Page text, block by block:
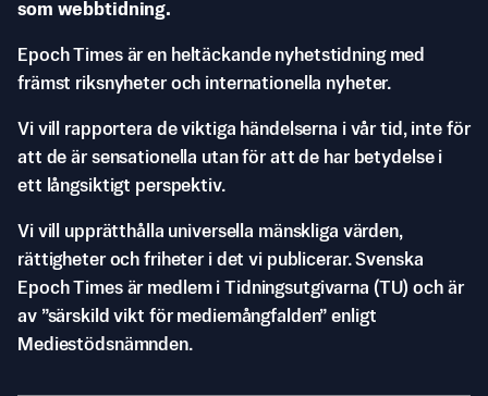
som webbtidning.
Epoch Times är en heltäckande nyhetstidning med
främst riksnyheter och internationella nyheter.
Vi vill rapportera de viktiga händelserna i vår tid, inte för
att de är sensationella utan för att de har betydelse i
ett långsiktigt perspektiv.
Vi vill upprätthålla universella mänskliga värden,
rättigheter och friheter i det vi publicerar. Svenska
Epoch Times är medlem i Tidningsutgivarna (TU) och är
av ”särskild vikt för mediemångfalden” enligt
Mediestödsnämnden.